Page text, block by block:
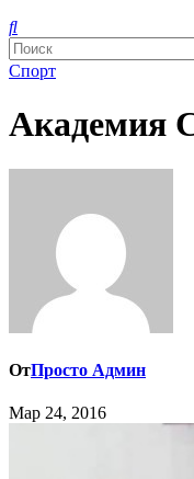
Спорт
Академия
ОтПросто Админ
Мар 24, 2016